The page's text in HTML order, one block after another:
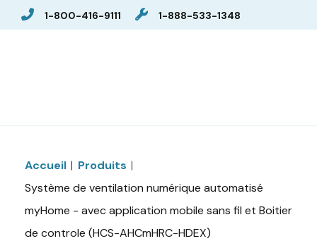
1-800-416-9111 1-888-533-1348
Accueil
Produits
Système de ventilation numérique automatisé
myHome - avec application mobile sans fil et Boitier
de controle (HCS-AHCmHRC-HDEX)